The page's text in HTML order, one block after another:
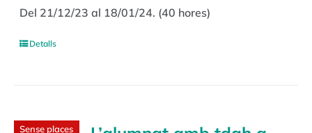
Del 21/12/23 al 18/01/24. (40 hores)
Detalls
Sense places